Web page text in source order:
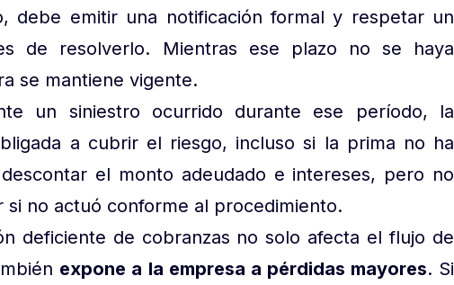
debe emitir una notificación formal y respetar un
de resolverlo. Mientras ese plazo no se haya
se mantiene vigente.
un siniestro ocurrido durante ese período, la
a cubrir el riesgo, incluso si la prima no ha
el monto adeudado e intereses, pero no
si no actuó conforme al procedimiento.
deficiente de cobranzas no solo afecta el flujo de
expone a la empresa a pérdidas mayores. Si